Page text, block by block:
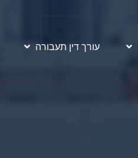
עורך דין תעבורה